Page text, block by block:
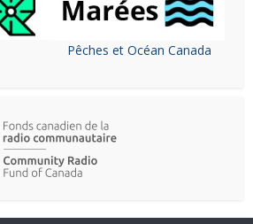
Pêches et Océan Canada